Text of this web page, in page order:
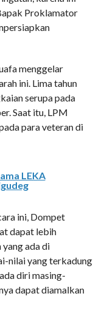
Proklamator
menggelar
ini. Lima tahun
serupa pada
Saat itu, LPM
para veteran di
LEKA
ini, Dompet
dapat lebih
yang ada di
nilai yang terkadung
diri masing-
dapat diamalkan